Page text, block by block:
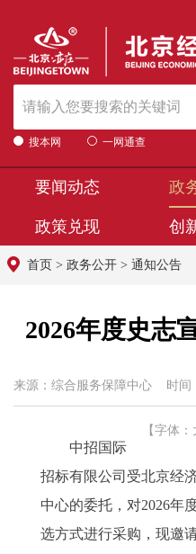
搜本网 一网通查
要闻动态 政
政策兑现 创
首页 > 政务公开 > 通知公告
2026年度史志
来源：综合服务保障中心 时间
【字体：
中招国际
招标有限公司受北京经
中心的委托，对2026年
选方式进行采购，现邀